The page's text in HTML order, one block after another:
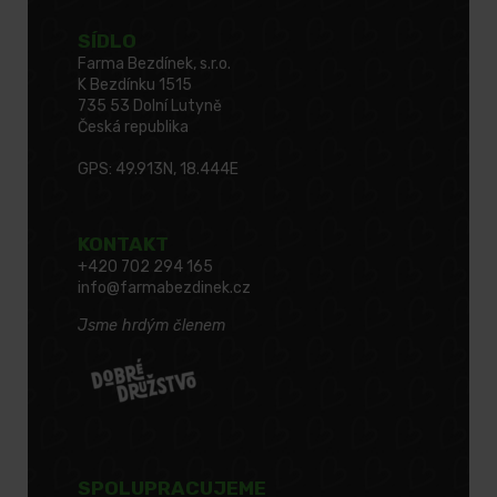
SÍDLO
Farma Bezdínek, s.r.o.
K Bezdínku 1515
735 53 Dolní Lutyně
Česká republika
GPS: 49.913N, 18.444E
KONTAKT
+420 702 294 165
info@farmabezdinek.cz
Jsme hrdým členem
SPOLUPRACUJEME